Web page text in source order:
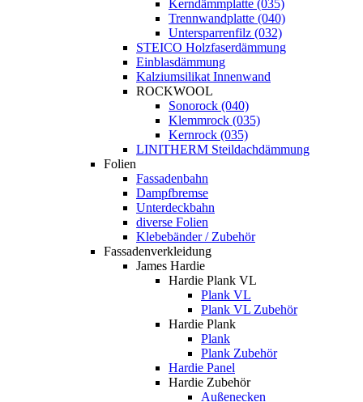
Kerndämmplatte (035)
Trennwandplatte (040)
Untersparrenfilz (032)
STEICO Holzfaserdämmung
Einblasdämmung
Kalziumsilikat Innenwand
ROCKWOOL
Sonorock (040)
Klemmrock (035)
Kernrock (035)
LINITHERM Steildachdämmung
Folien
Fassadenbahn
Dampfbremse
Unterdeckbahn
diverse Folien
Klebebänder / Zubehör
Fassadenverkleidung
James Hardie
Hardie Plank VL
Plank VL
Plank VL Zubehör
Hardie Plank
Plank
Plank Zubehör
Hardie Panel
Hardie Zubehör
Außenecken